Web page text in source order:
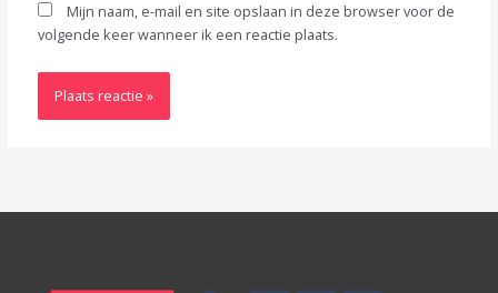
Mijn naam, e-mail en site opslaan in deze browser voor de
volgende keer wanneer ik een reactie plaats.